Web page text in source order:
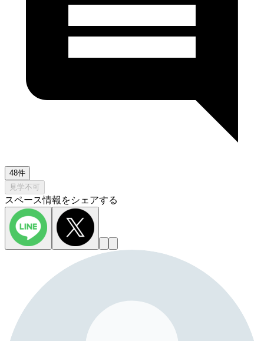
48件
見学不可
スペース情報をシェアする